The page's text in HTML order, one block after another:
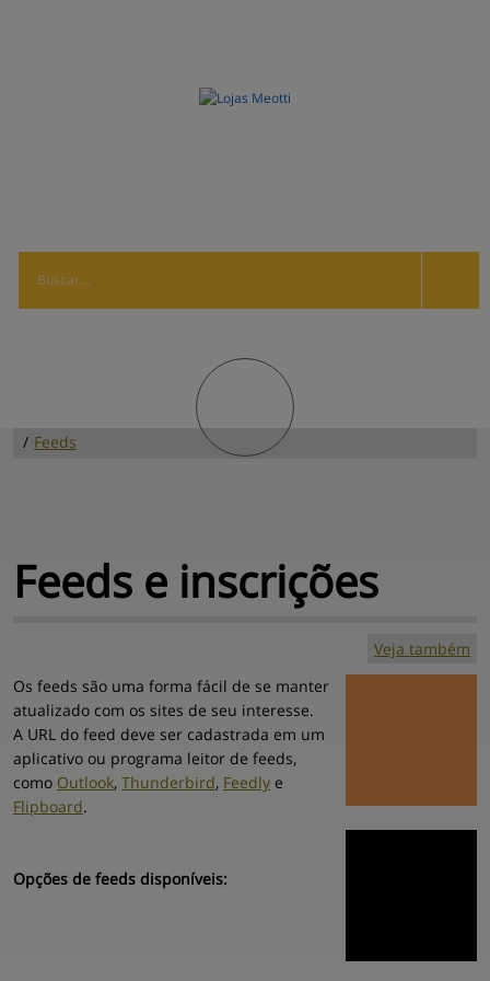
/ Feeds
Feeds e inscrições
Veja também
Os feeds são uma forma fácil de se manter
atualizado com os sites de seu interesse.
A URL do feed deve ser cadastrada em um
aplicativo ou programa leitor de feeds,
como Outlook, Thunderbird, Feedly e
Flipboard.
Opções de feeds disponíveis: